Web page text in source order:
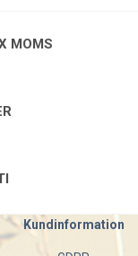
MOMS
Kundinformation